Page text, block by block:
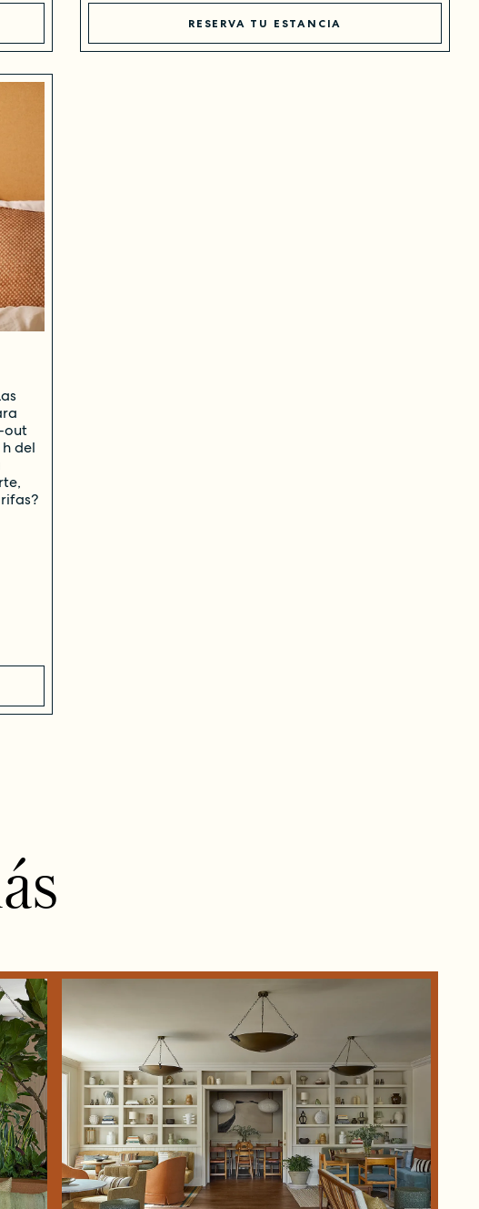
RESERVA TU ESTANCIA
out
del